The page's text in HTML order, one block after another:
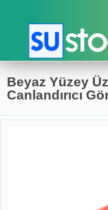
Beyaz Yüzey
Canlandırıcı